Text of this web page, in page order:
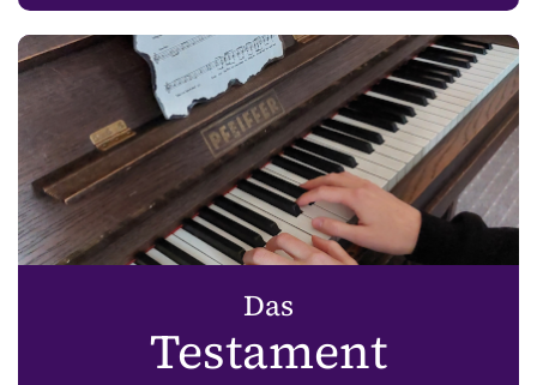
Das
Testament